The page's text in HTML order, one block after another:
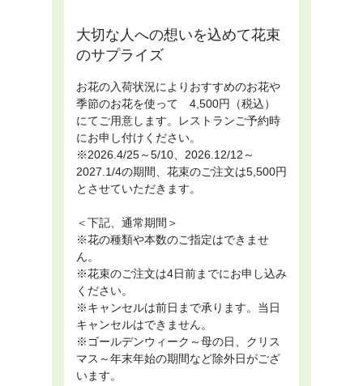
大切な人への想いを込めて花束
のサプライズ
お花の入荷状況によりおすすめのお花や
季節のお花を使って 4,500円（税込）
にてご用意します。レストランご予約時
にお申し付けください。
※2026.4/25～5/10、2026.12/12～
2027.1/4の期間、花束のご注文は5,500円
とさせていただきます。
＜下記、通常期間＞
※花の種類や本数のご指定はできませ
ん。
※花束のご注文は4日前までにお申し込み
ください。
※キャンセルは前日まで承ります。当日
キャンセルはできません。
※ゴールデンウィーク～母の日、クリス
マス～年末年始の期間など除外日がござ
います。